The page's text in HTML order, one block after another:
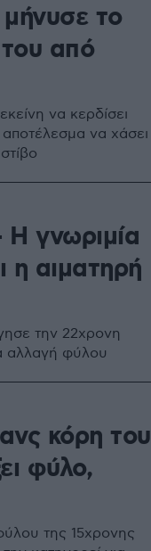
μήνυσε το
από
να κερδίσει
να χάσει
γνωριμία
η αιματηρή
την 22χρονη
αλλαγή φύλου
κόρη του
φύλο,
της 15χρονης